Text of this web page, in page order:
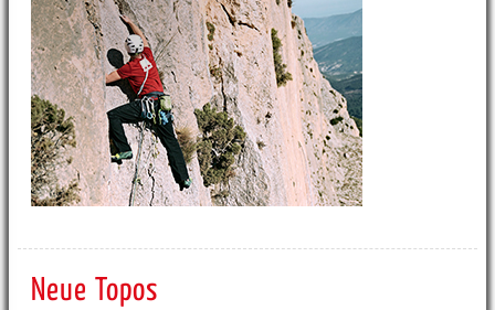
Neue Topos